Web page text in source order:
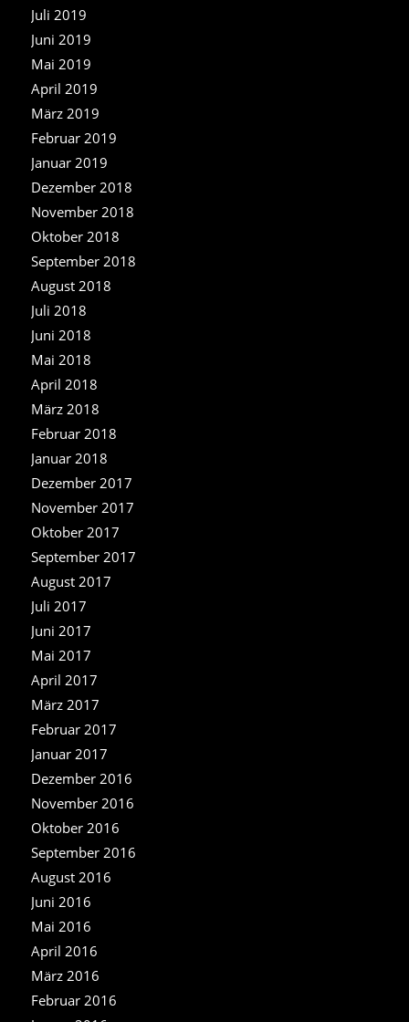
Juli 2019
Juni 2019
Mai 2019
April 2019
März 2019
Februar 2019
Januar 2019
Dezember 2018
November 2018
Oktober 2018
September 2018
August 2018
Juli 2018
Juni 2018
Mai 2018
April 2018
März 2018
Februar 2018
Januar 2018
Dezember 2017
November 2017
Oktober 2017
September 2017
August 2017
Juli 2017
Juni 2017
Mai 2017
April 2017
März 2017
Februar 2017
Januar 2017
Dezember 2016
November 2016
Oktober 2016
September 2016
August 2016
Juni 2016
Mai 2016
April 2016
März 2016
Februar 2016